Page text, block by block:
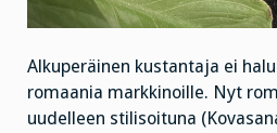
Alkuperäinen kustantaja ei
romaania markkinoille. Nyt
uudelleen stilisoituna